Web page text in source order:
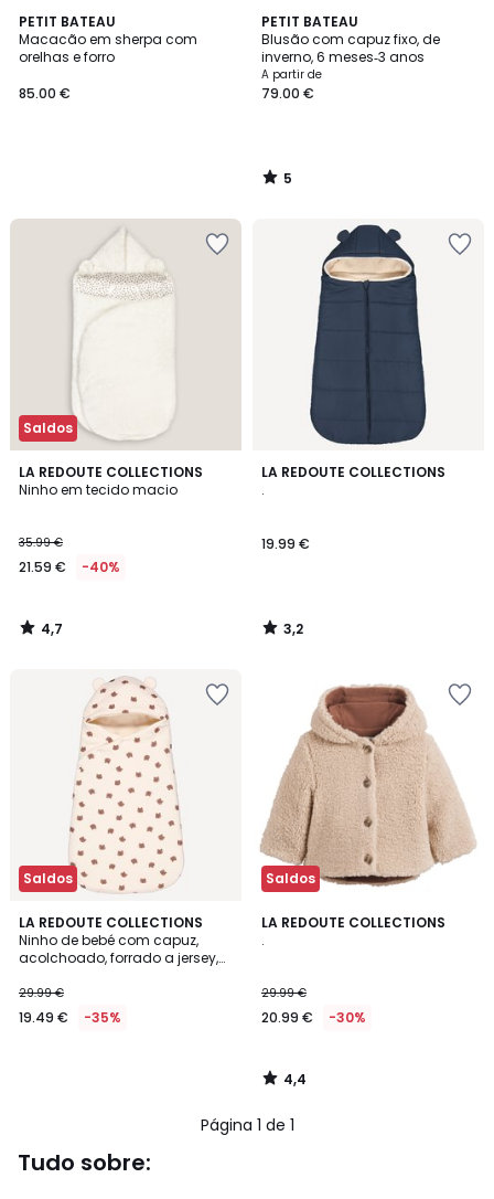
PETIT BATEAU
Macacão em sherpa com
orelhas e forro
85.00 €
PETIT BATEAU
Blusão com capuz fixo, de
inverno, 6 meses‑3 anos
A partir de
79.00 €
5
/
5
5
/
Saldos
LA REDOUTE COLLECTIONS
Ninho em tecido macio
35.99 €
21.59 € -40%
4,7
/ 5
4,7
/
LA REDOUTE COLLECTIONS
.
19.99 €
3,2
3,2
/
Saldos
LA REDOUTE COLLECTIONS
Ninho de bebé com capuz,
acolchoado, forrado a jersey,
29.99 €
19.49 € -35%
Saldos
LA REDOUTE COLLECTIONS
.
29.99 €
20.99 € -30%
4,4
4,4
/
Página 1 de 1
Tudo sobre: